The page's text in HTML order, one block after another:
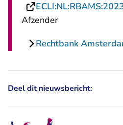
Afzender
Rechtbank
Deel dit nieuwsbericht: